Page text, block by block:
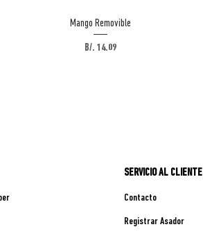
Vista rápida
Mango Removible
Precio
B/. 14.09
SERVICIO AL CLIENTE
Contacto
Registrar Asador